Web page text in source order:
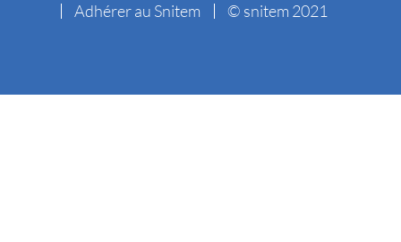
Adhérer au Snitem © snitem 2021